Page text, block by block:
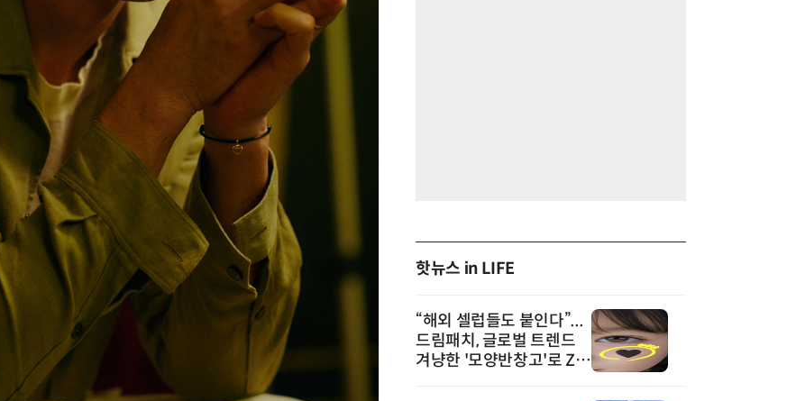
핫뉴스 in LIFE
“해외 셀럽들도 붙인다”...
드림패치, 글로벌 트렌드
겨냥한 '모양반창고'로 Z세